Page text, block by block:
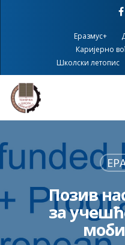
Еразмус+
Каријерно
Школски летопис
Позив
за